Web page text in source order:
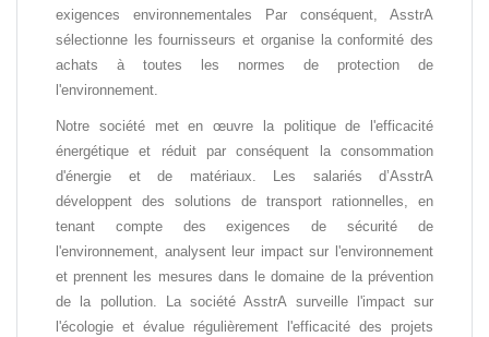
exigences environnementales Par conséquent, AsstrA
sélectionne les fournisseurs et organise la conformité des
achats à toutes les normes de protection de
l'environnement.
Notre société met en œuvre la politique de l'efficacité
énergétique et réduit par conséquent la consommation
d'énergie et de matériaux. Les salariés d’AsstrA
développent des solutions de transport rationnelles, en
tenant compte des exigences de sécurité de
l'environnement, analysent leur impact sur l'environnement
et prennent les mesures dans le domaine de la prévention
de la pollution. La société AsstrA surveille l'impact sur
l'écologie et évalue régulièrement l'efficacité des projets